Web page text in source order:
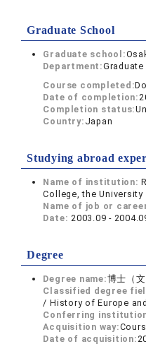
Graduate School
Graduate school:
Department:
Course completed:
Date of completion:
Completion status:
Country: Japan
Studying abroad
Name of institution:
College, the University
Name of job or
Date:2003.09 -
Degree
Degree name:博士（文
Classified degree
/ History of Europe
Conferring
Acquisition way:
Date of acquisition: